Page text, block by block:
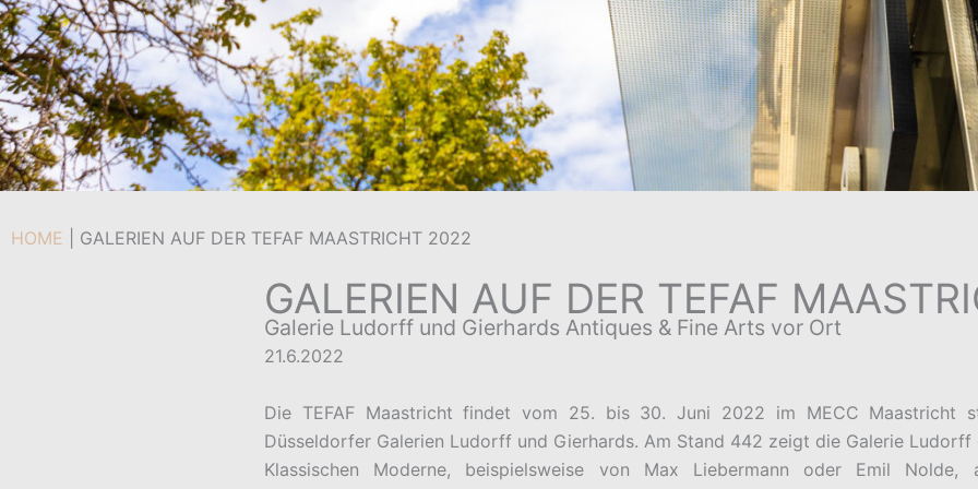
HOME GALERIEN AUF DER TEFAF MAASTRICHT 2022
GALERIEN AUF DER TEFAF
Galerie Ludorff und Gierhards Antiques & Fine Arts vor Ort
21.6.2022
Die TEFAF Maastricht findet vom 25. bis 30. Juni 2022 im MECC
Düsseldorfer Galerien Ludorff und Gierhards. Am Stand 442 zeigt die Galerie
Klassischen Moderne, beispielsweise von Max Liebermann oder Emil Nolde,